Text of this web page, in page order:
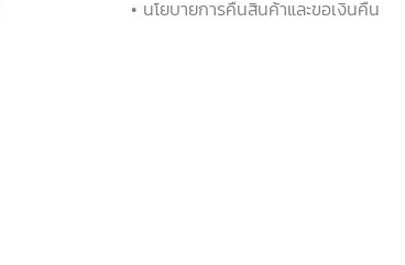
• นโยบายการคืนสินค้าและขอเงินคืน